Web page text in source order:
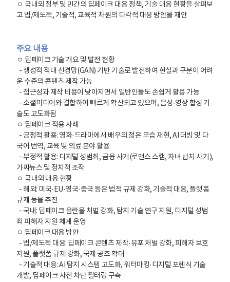
ㅇ 국내외 정부 및 민간의 딥페이크 대응 정책, 기술 대응 현황을 살펴보
고 법/제도적, 기술적, 교육적 차원의 다각적 대응 방안을 제안
주요 내용
ㅇ 딥페이크 기술 개요 및 발전 현황
- 생성적 적대 신경망(GAN) 기반 기술로 발전하여 현실과 구분이 어려
운 수준의 콘텐츠 제작 가능
- 접근성과 제작 비용이 낮아지면서 일반인들도 손쉽게 활용 가능
- 소셜미디어와 결합하여 빠르게 확산되고 있으며, 음성·영상 합성 기
술도 고도화됨
ㅇ ​딥페이크 적용 사례
- 긍정적 활용: 영화·드라마에서 배우의 젊은 모습 재현, AI 더빙 및 다
국어 번역, 교육 및 의료 분야 활용
- 부정적 활용: 디지털 성범죄, 금융 사기(로맨스 스캠, 자녀 납치 사기),
가짜뉴스 및 정치적 조작
ㅇ ​국내외 대응 현황
- 해외: 미국·EU·영국·중국 등은 법적 규제 강화, 기술적 대응, 플랫폼
규제 등을 추진
- 국내: 딥페이크 음란물 처벌 강화, 탐지 기술 연구 지원, 디지털 성범
죄 피해자 지원 체계 운영
ㅇ ​딥페이크 대응 방안
- 법/제도적 대응: 딥페이크 콘텐츠 제작·유포 처벌 강화, 피해자 보호
지원, 플랫폼 규제 강화, 국제 공조 확대
- ​기술적 대응: AI 탐지 시스템 고도화, 워터마킹·디지털 포렌식 기술
개발, 딥페이크 사전 차단 필터링 구축